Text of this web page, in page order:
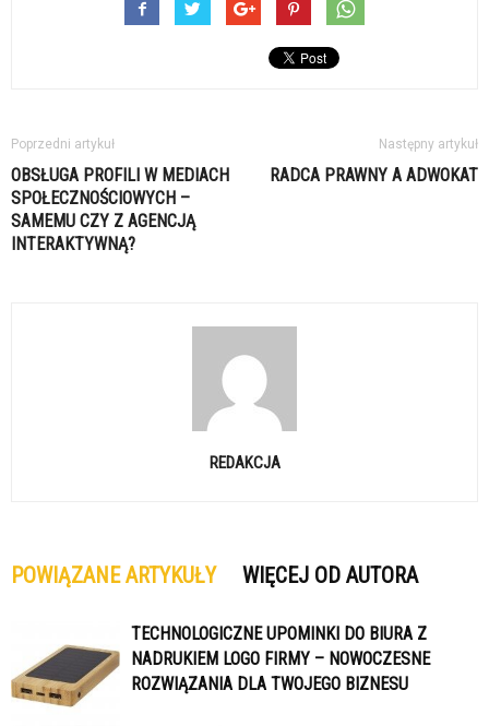
Poprzedni artykuł
OBSŁUGA PROFILI W MEDIACH
SPOŁECZNOŚCIOWYCH –
SAMEMU CZY Z AGENCJĄ
INTERAKTYWNĄ?
Następny artykuł
RADCA PRAWNY A ADWOKAT
REDAKCJA
POWIĄZANE ARTYKUŁY WIĘCEJ OD AUTORA
TECHNOLOGICZNE UPOMINKI DO BIURA Z
NADRUKIEM LOGO FIRMY – NOWOCZESNE
ROZWIĄZANIA DLA TWOJEGO BIZNESU